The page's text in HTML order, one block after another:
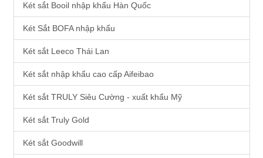
Két sắt Booil nhập khẩu Hàn Quốc
Két Sắt BOFA nhập khẩu
Két sắt Leeco Thái Lan
Két sắt nhập khẩu cao cấp Aifeibao
Két sắt TRULY Siêu Cường - xuất khẩu Mỹ
Két sắt Truly Gold
Két sắt Goodwill